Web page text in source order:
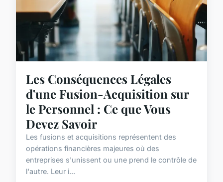
Les Conséquences Légales
d'une Fusion-Acquisition sur
le Personnel : Ce que Vous
Devez Savoir
Les fusions et acquisitions représentent des
opérations financières majeures où des
entreprises s'unissent ou une prend le contrôle de
l'autre. Leur i...